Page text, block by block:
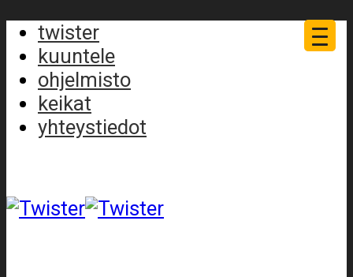
twister
kuuntele
ohjelmisto
keikat
yhteystiedot